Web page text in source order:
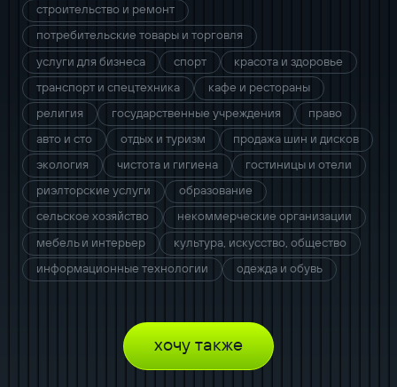
строительство и ремонт
потребительские товары и торговля
услуги для бизнеса
спорт
красота и здоровье
транспорт и спецтехника
кафе и рестораны
религия
государственные учреждения
право
авто и сто
отдых и туризм
продажа шин и дисков
экология
чистота и гигиена
гостиницы и отели
риэлторские услуги
образование
сельское хозяйство
некоммерческие организации
мебель и интерьер
культура, искусство, общество
информационные технологии
одежда и обувь
хочу также